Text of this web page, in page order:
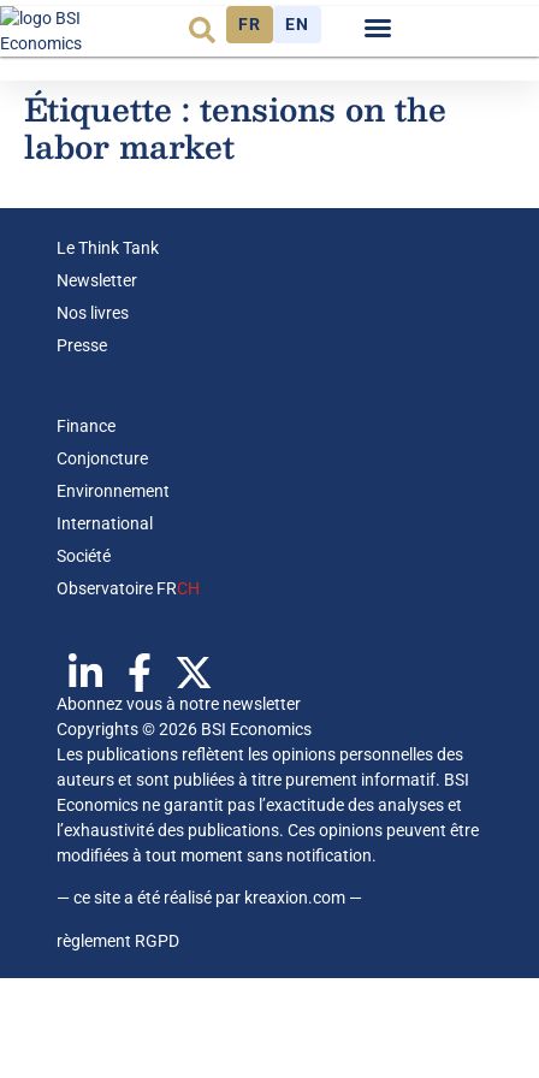
FR EN
Étiquette : tensions on the
labor market
Le Think Tank
Newsletter
Nos livres
Presse
Finance
Conjoncture
Environnement
International
Société
Observatoire FRCH
Abonnez vous à notre newsletter
Copyrights © 2026 BSI Economics
Les publications reflètent les opinions personnelles des
auteurs et sont publiées à titre purement informatif. BSI
Economics ne garantit pas l’exactitude des analyses et
l’exhaustivité des publications. Ces opinions peuvent être
modifiées à tout moment sans notification.
— ce site a été réalisé par kreaxion.com —
règlement RGPD